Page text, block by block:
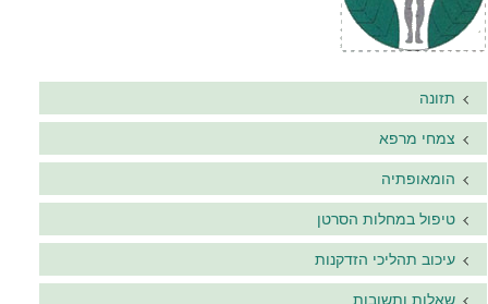
תזונה
צמחי מרפא
הומאופתיה
טיפול במחלות הסרטן
עיכוב תהליכי הזדקנות
שאלות ותשובות